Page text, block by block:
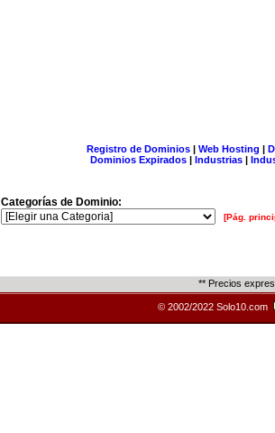
Registro de Dominios| Web Hosting |
Dominios Expirados | Industrias |
Categorías de Dominio:
[Pág.
** Precios
© 2002/2022 Solo10.com